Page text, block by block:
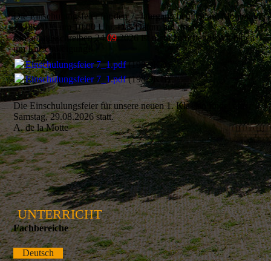
Die Einschulungsfeier für den 7. Jahrgang beginnt am Montag,
24.08.2026 um 10:00 Uhr. Das Datum auf dem
Einladungsschreiben 24.09.2026 ist nicht zutreffend! Wir bitten
um Entschuldigung!
Einschulungsfeier 7_1.pdf(198.9KB)
Einschulungsfeier 7_1.pdf(198.9KB)
Die Einschulungsfeier für unsere neuen 1. Klassen findet am
Samstag, 29.08.2026 statt.
A. de la Motte
UNTERRICHT
Fachbereiche
Deutsch